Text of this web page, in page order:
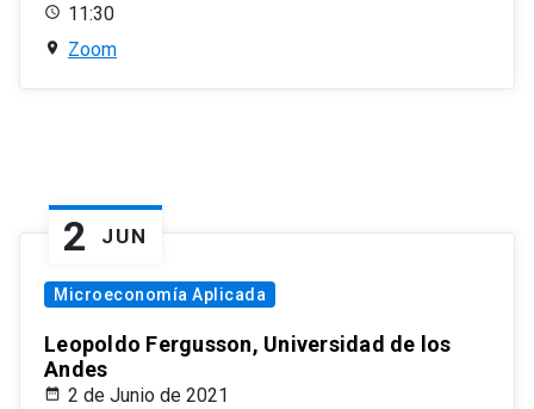
11:30
Zoom
2 JUN
Microeconomía Aplicada
Leopoldo Fergusson, Universidad de los
Andes
2 de Junio de 2021